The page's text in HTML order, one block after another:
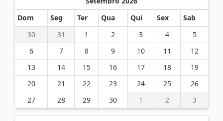
Dom
Seg Ter Qua Qui Sex
Sab
30
31 1 2 3 4
5
6
7 8 9 10 11
12
13
14 15 16 17 18
19
20
21 22 23 24 25
26
27
28 29 30 1 2 3